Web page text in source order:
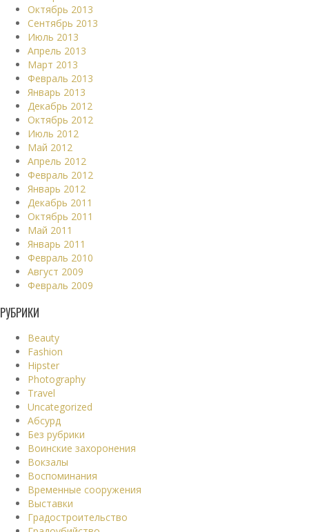
Октябрь 2013
Сентябрь 2013
Июль 2013
Апрель 2013
Март 2013
Февраль 2013
Январь 2013
Декабрь 2012
Октябрь 2012
Июль 2012
Май 2012
Апрель 2012
Февраль 2012
Январь 2012
Декабрь 2011
Октябрь 2011
Май 2011
Январь 2011
Февраль 2010
Август 2009
Февраль 2009
РУБРИКИ
Beauty
Fashion
Hipster
Photography
Travel
Uncategorized
Абсурд
Без рубрики
Воинские захоронения
Вокзалы
Воспоминания
Временные сооружения
Выставки
Градостроительство